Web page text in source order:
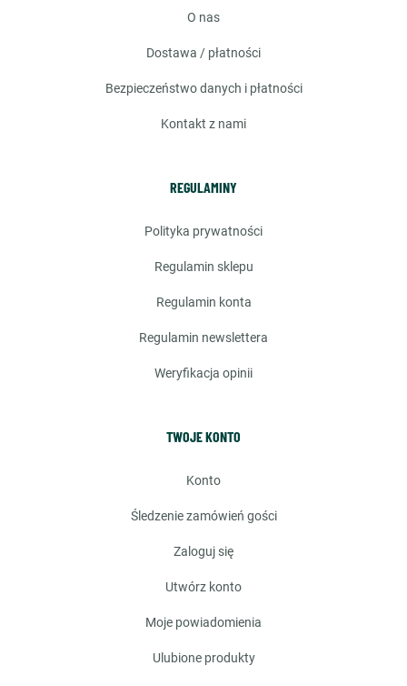
o nas
dostawa / płatności
bezpieczeństwo danych i płatności
kontakt z nami
REGULAMINY
polityka prywatności
regulamin sklepu
regulamin konta
regulamin newslettera
weryfikacja opinii
TWOJE KONTO
konto
śledzenie zamówień gości
zaloguj się
utwórz konto
moje powiadomienia
ulubione produkty